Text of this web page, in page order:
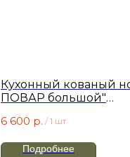
Кухонный кованый
ПОВАР большой"
6 600 р. / 1 шт
Подробнее